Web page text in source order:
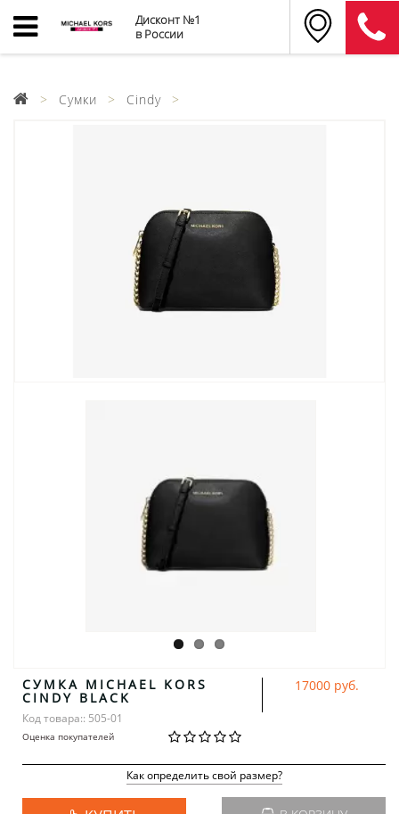
Дисконт №1
в России
Сумки Cindy
СУМКА MICHAEL KORS
CINDY BLACK
Код товара:: 505-01
Оценка покупателей
17000 руб.
Как определить свой размер?